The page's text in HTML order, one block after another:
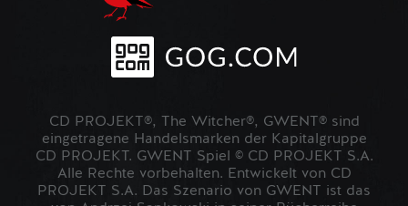
CD PROJEKT®, The Witcher®, GWENT® sind
eingetragene Handelsmarken der Kapitalgruppe
CD PROJEKT. GWENT Spiel © CD PROJEKT S.A.
Alle Rechte vorbehalten. Entwickelt von CD
PROJEKT S.A. Das Szenario von GWENT ist das